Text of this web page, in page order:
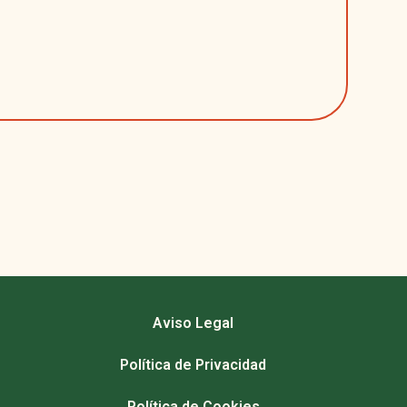
Aviso Legal
Política de Privacidad